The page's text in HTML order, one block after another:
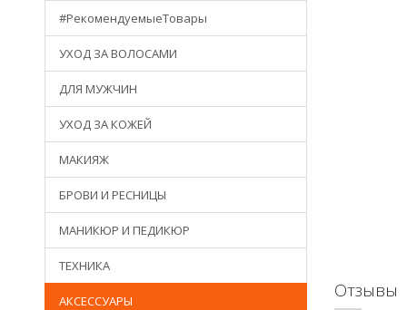
Отзывы
#РекомендуемыеТовары
УХОД ЗА ВОЛОСАМИ
ДЛЯ МУЖЧИН
УХОД ЗА КОЖЕЙ
МАКИЯЖ
БРОВИ И РЕСНИЦЫ
МАНИКЮР И ПЕДИКЮР
ТЕХНИКА
АКСЕССУАРЫ